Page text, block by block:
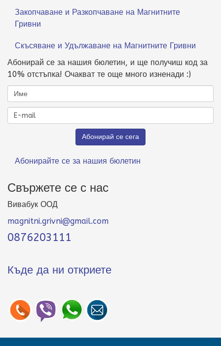
Закопчаване и Разкопчаване на Магнитните
Гривни
Скъсяване и Удължаване на Магнитните Гривни
Абонирай се за нашия бюлетин, и ще получиш код за
10% отстъпка! Очакват те още много изненади :)
Абонирайте се за нашия бюлетин
Свържете се с нас
Вивабук ООД
magnitni.grivni@gmail.com
0876203111
Къде да ни откриете